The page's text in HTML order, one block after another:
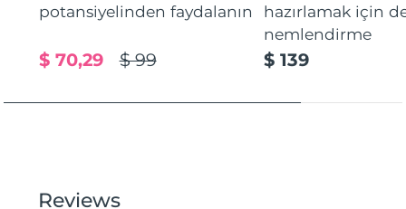
potansiyelinden faydalanın
$ 99
$ 70,29
hazırlamak için
nemlendirme
$ 139